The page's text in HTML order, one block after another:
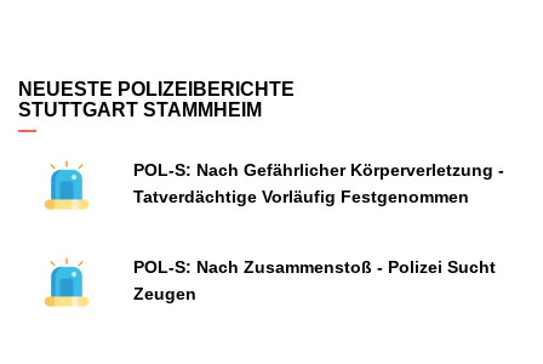
NEUESTE POLIZEIBERICHTE
STUTTGART STAMMHEIM
POL-S: Nach Gefährlicher Körperverletzung -
Tatverdächtige Vorläufig Festgenommen
POL-S: Nach Zusammenstoß - Polizei Sucht
Zeugen